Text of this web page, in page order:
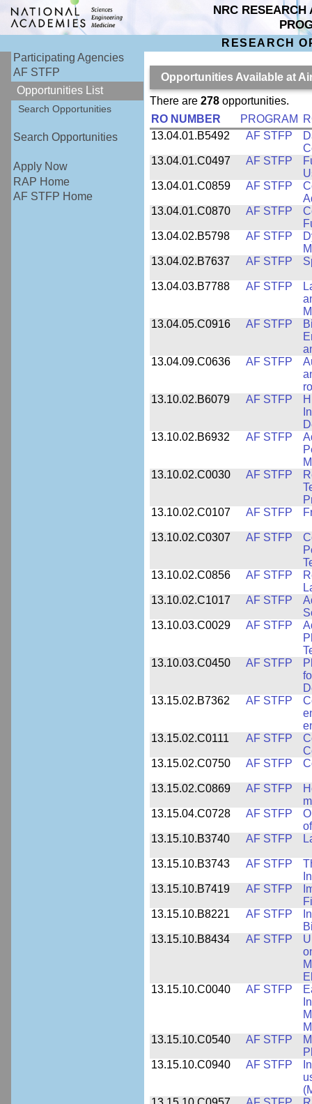
NRC RESEARCH
RESEARCH
Participating Agencies
AF STFP
Opportunities List
Search Opportunities
Search Opportunities
Apply Now
RAP Home
AF STFP Home
Opportunities Available at
There are 278opportunities.
RO NUMBER
PROGRAM
13.04.01.B5492
AF STFP
13.04.01.C0497
AF STFP
13.04.01.C0859
AF STFP
13.04.01.C0870
AF STFP
13.04.02.B5798
AF STFP
13.04.02.B7637
AF STFP
13.04.03.B7788 AF STFP
13.04.05.C0916
AF STFP
13.04.09.C0636
AF STFP
13.10.02.B6079
AF STFP
13.10.02.B6932
AF STFP
13.10.02.C0030
AF STFP
13.10.02.C0107
AF STFP
13.10.02.C0307 AF STFP
13.10.02.C0856
AF STFP
13.10.02.C1017
AF STFP
13.10.03.C0029
AF STFP
13.10.03.C0450
AF STFP
13.15.02.B7362
AF STFP
13.15.02.C0111
AF STFP
13.15.02.C0750
AF STFP
13.15.02.C0869 AF STFP
13.15.04.C0728
AF STFP
13.15.10.B3740
AF STFP
13.15.10.B3743 AF STFP
13.15.10.B7419
AF STFP
13.15.10.B8221
AF STFP
13.15.10.B8434
AF STFP
13.15.10.C0040
AF STFP
13.15.10.C0540
AF STFP
13.15.10.C0940
AF STFP